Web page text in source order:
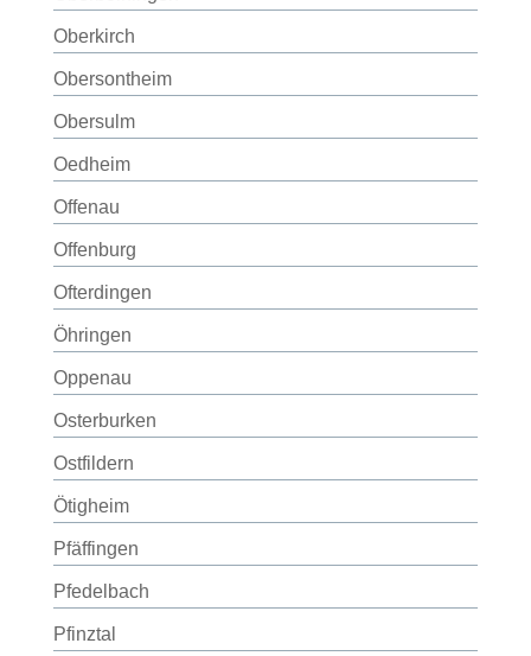
Oberkirch
Obersontheim
Obersulm
Oedheim
Offenau
Offenburg
Ofterdingen
Öhringen
Oppenau
Osterburken
Ostfildern
Ötigheim
Pfäffingen
Pfedelbach
Pfinztal